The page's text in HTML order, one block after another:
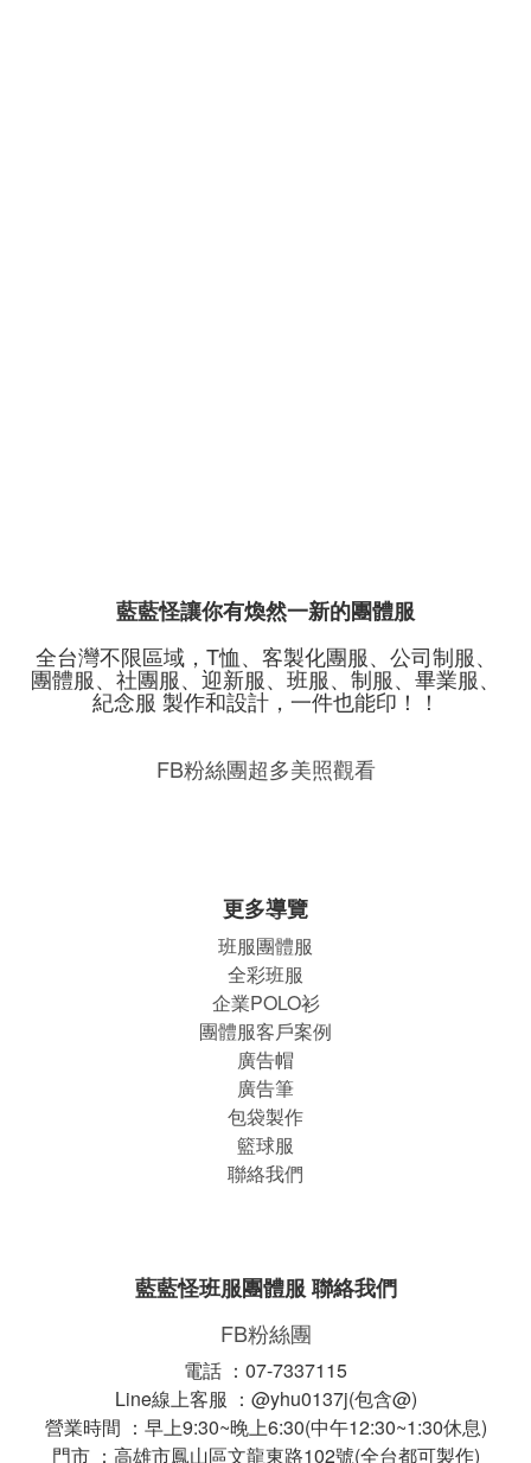
藍藍怪讓你有煥然一新的團體服
全台灣不限區域，T恤、客製化團服、公司制服、
團體服、社團服、迎新服、班服、制服、畢業服、
紀念服 製作和設計，一件也能印！！
FB粉絲團超多美照觀看
更多導覽
班服團體服
全彩班服
企業POLO衫
團體服客戶案例
廣告帽
廣告筆
包袋製作
籃球服
聯絡我們
藍藍怪班服團體服 聯絡我們
FB粉絲團
電話 ：07-7337115
Line線上客服 ：@yhu0137j(包含@)
營業時間 ：早上9:30~晚上6:30(中午12:30~1:30休息)
門市 ：高雄市鳳山區文龍東路102號(全台都可製作)